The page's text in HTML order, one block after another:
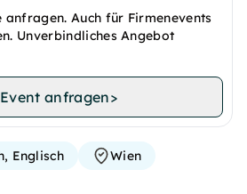
Auch für Firmenevents
Unverbindliches Angebot
Event anfragen>
Englisch Wien